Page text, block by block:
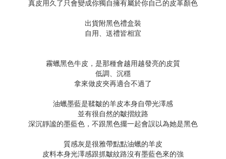
真皮用久了只會變成你獨自擁有屬於你自己的皮革顏色
出貨附黑色禮盒裝
自用、送禮皆相宜
霧蠟黑色牛皮，是那種會越用越發亮的皮質
低調、沉穩
拿來做皮夾再適合不過了
油蠟墨藍是鞣皺的羊皮本身自帶光澤感
並有很自然的皺摺紋路
深沉靜謐的墨藍色，不跟黑色擺一起會誤以為她是黑色
質感灰是很雅帶點點油蠟的羊皮
皮料本身光澤感跟抓皺紋路沒有墨藍色來的強